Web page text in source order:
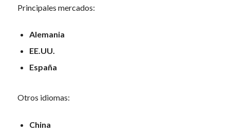
Principales mercados:
Alemania
EE.UU.
España
Otros idiomas:
China